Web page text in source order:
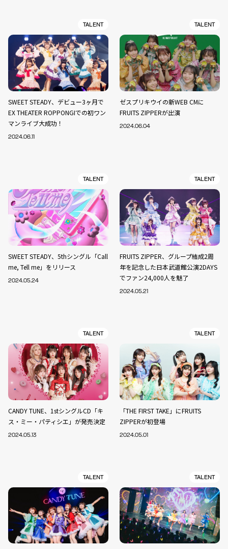
TALENT
SWEET STEADY、デビュー3ヶ月で
EX THEATER ROPPONGIでの初ワン
マンライブ大成功！
2024.06.11
TALENT
ゼスプリキウイの新WEB CMに
FRUITS ZIPPERが出演
2024.06.04
TALENT
SWEET STEADY、5thシングル「Call
me, Tell me」をリリース
2024.05.24
TALENT
FRUITS ZIPPER、グループ結成2周
年を記念した日本武道館公演2DAYS
でファン24,000人を魅了
2024.05.21
TALENT
CANDY TUNE、1stシングルCD「キ
ス・ミー・パティシエ」が発売決定
2024.05.13
TALENT
「THE FIRST TAKE」にFRUITS
ZIPPERが初登場
2024.05.01
TALENT TALENT